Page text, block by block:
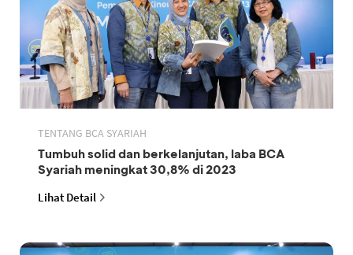
TENTANG BCA SYARIAH
Tumbuh solid dan berkelanjutan, laba BCA
Syariah meningkat 30,8% di 2023
Lihat Detail